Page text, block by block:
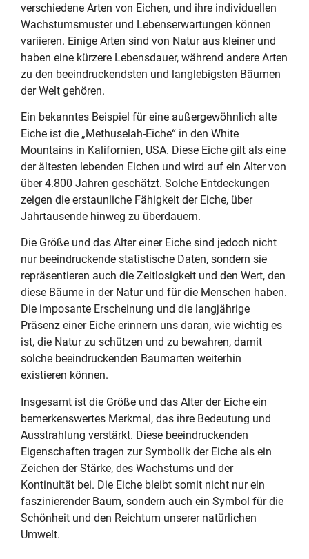
verschiedene Arten von Eichen, und ihre individuellen
Wachstumsmuster und Lebenserwartungen können
variieren. Einige Arten sind von Natur aus kleiner und
haben eine kürzere Lebensdauer, während andere Arten
zu den beeindruckendsten und langlebigsten Bäumen
der Welt gehören.
Ein bekanntes Beispiel für eine außergewöhnlich alte
Eiche ist die „Methuselah-Eiche“ in den White
Mountains in Kalifornien, USA. Diese Eiche gilt als eine
der ältesten lebenden Eichen und wird auf ein Alter von
über 4.800 Jahren geschätzt. Solche Entdeckungen
zeigen die erstaunliche Fähigkeit der Eiche, über
Jahrtausende hinweg zu überdauern.
Die Größe und das Alter einer Eiche sind jedoch nicht
nur beeindruckende statistische Daten, sondern sie
repräsentieren auch die Zeitlosigkeit und den Wert, den
diese Bäume in der Natur und für die Menschen haben.
Die imposante Erscheinung und die langjährige
Präsenz einer Eiche erinnern uns daran, wie wichtig es
ist, die Natur zu schützen und zu bewahren, damit
solche beeindruckenden Baumarten weiterhin
existieren können.
Insgesamt ist die Größe und das Alter der Eiche ein
bemerkenswertes Merkmal, das ihre Bedeutung und
Ausstrahlung verstärkt. Diese beeindruckenden
Eigenschaften tragen zur Symbolik der Eiche als ein
Zeichen der Stärke, des Wachstums und der
Kontinuität bei. Die Eiche bleibt somit nicht nur ein
faszinierender Baum, sondern auch ein Symbol für die
Schönheit und den Reichtum unserer natürlichen
Umwelt.